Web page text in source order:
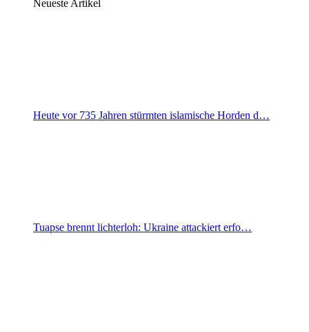
Neueste Artikel
Heute vor 735 Jahren stürmten islamische Horden d…
Tuapse brennt lichterloh: Ukraine attackiert erfo…